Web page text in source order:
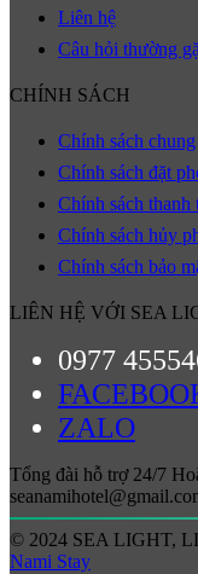
Liên hệ
Câu hỏi thường
CHÍNH SÁCH
Chính sách chung
Chính sách đặt
Chính sách thanh
Chính sách hủy
Chính sách bảo
LIÊN HỆ VỚI SEA
0977
ZALO
Tổng đài hỗ trợ 24/7
© 2024 SEA LIGHT,
Nami Stay